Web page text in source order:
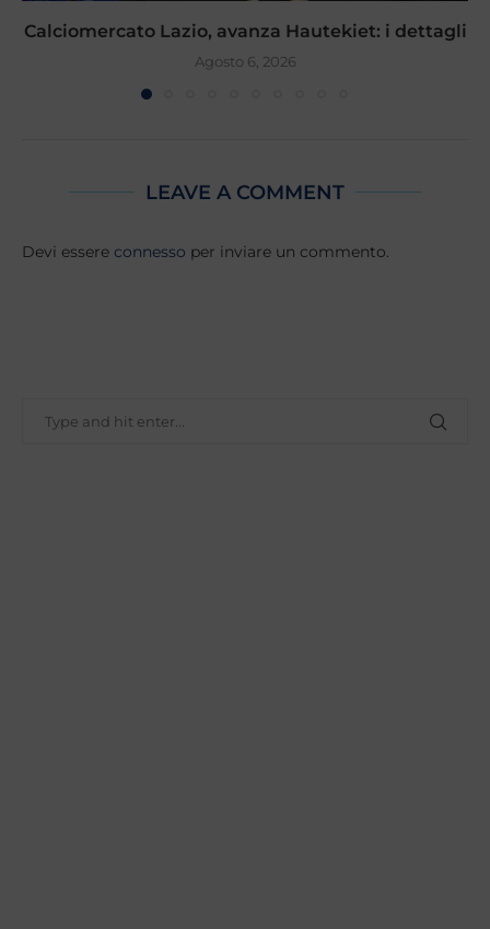
Calciomercato Lazio, avanza Hautekiet: i dettagli
Agosto 6, 2026
LEAVE A COMMENT
Devi essere connesso per inviare un commento.